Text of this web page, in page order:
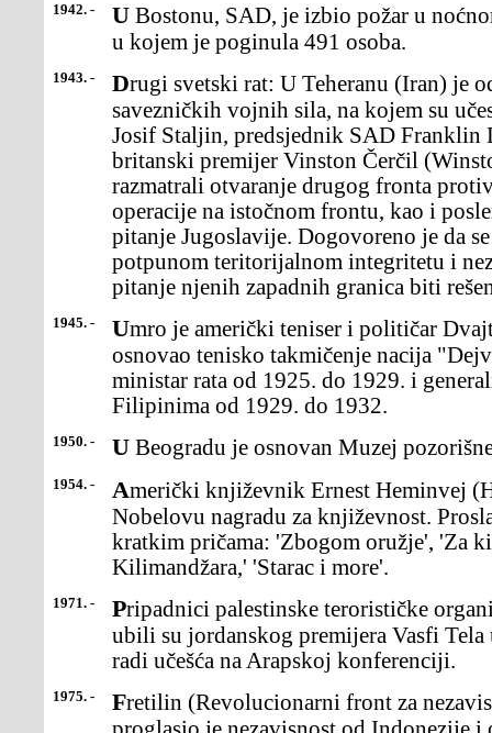
1942. - U Bostonu, SAD, je izbio požar u noćnom klubu "Coconut Grove"
u kojem je poginula 491 osoba.
1943. - Drugi svetski rat: U Teheranu (Iran) je održan sastanak lidera
savezničkih vojnih sila, na kojem su
Josif Staljin, predsjednik SAD Franklin
britanski premijer Vinston Čerčil
razmatrali otvaranje drugog fronta
operacije na istočnom frontu, kao i
pitanje Jugoslavije. Dogovoreno je da
potpunom teritorijalnom integritetu i
pitanje njenih zapadnih granica biti
1945. - Umro je američki teniser i političar Dvajt Dejvis, koji je 1900.
osnovao tenisko takmičenje nacija
ministar rata od 1925. do 1929. i
Filipinima od 1929. do 1932.
1950. - U Beogradu je osnovan Muzej
1954. - Američki književnik Ernest Heminvej (Hemingway) je dobio
Nobelovu nagradu za književnost.
kratkim pričama: 'Zbogom oružje', 'Za
Kilimandžara,' 'Starac i more'.
1971. - Pripadnici palestinske terorističke organizacije "Crni septembar"
ubili su jordanskog premijera Vasfi
radi učešća na Arapskoj konferenciji.
1975. - Fretilin (Revolucionarni front za nezavisnost Istočnog Timora)